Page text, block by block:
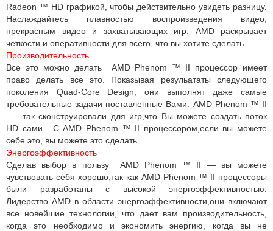
Radeon ™ HD графикой, чтобы действительно увидеть разницу.
Наслаждайтесь плавностью воспроизведения видео,
прекрасным видео и захватывающих игр. AMD раскрывает
четкости и оперативности для всего, что вы хотите сделать.
Производительность.
Все это можно делать AMD Phenom ™ II процессор имеет
право делать все это. Показывая резульататы следующего
поколения Quad-Core Design, они выполнят даже самые
требовательные задачи поставленные Вами. AMD Phenom ™ II
— так сконструировали для игр,что Вы можете создать поток
HD сами . С AMD Phenom ™ II процессором,если вы можете
себе это, вы можете это сделать.
Энергоэффективность
Сделав выбор в пользу AMD Phenom ™ II — вы можете
чувствовать себя хорошо,так как AMD Phenom ™ II процессоры
были разработаны с высокой энергоэффективностью.
Лидерство AMD в области энергоэффективности,они включают
все новейшие технологии, что дает вам производительность,
когда это необходимо и экономить энергию, когда вы не